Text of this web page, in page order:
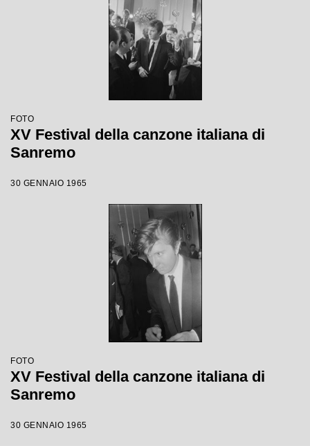
FOTO
XV Festival della canzone italiana di
Sanremo
30 GENNAIO 1965
FOTO
XV Festival della canzone italiana di
Sanremo
30 GENNAIO 1965